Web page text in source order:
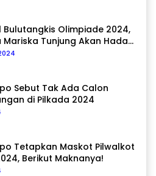
Bulutangkis Olimpiade 2024,
Tunjung Akan Hadapi
Korea Selatan
Sebut Tak Ada Calon
di Pilkada 2024
Tetapkan Maskot Pilwalkot
Berikut Maknanya!